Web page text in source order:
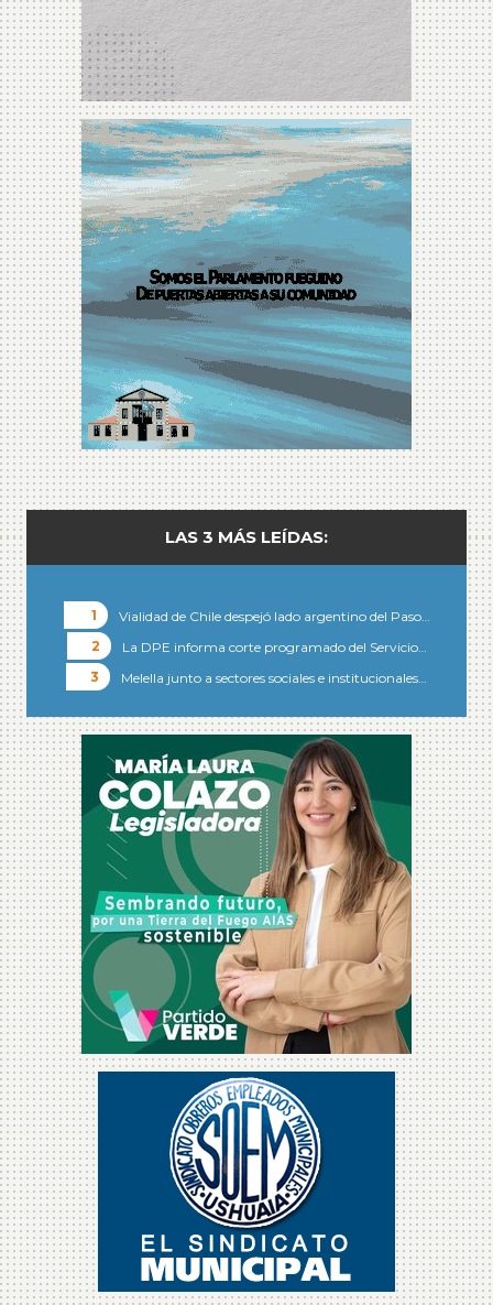
LAS 3 MÁS LEÍDAS:
Vialidad de Chile despejó lado argentino del Paso…
La DPE informa corte programado del Servicio…
Melella junto a sectores sociales e institucionales…